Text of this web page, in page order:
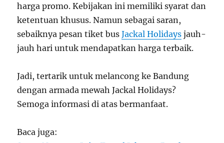
harga promo. Kebijakan ini memiliki syarat dan
ketentuan khusus. Namun sebagai saran,
sebaiknya pesan tiket busJackal Holidays jauh-
jauh hari untuk mendapatkan harga terbaik.
Jadi, tertarik untuk melancong ke Bandung
dengan armada mewah Jackal Holidays?
Semoga informasi di atas bermanfaat.
Baca juga: